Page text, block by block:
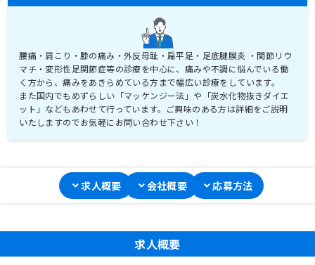
腰痛・肩こり・膝の痛み・外反母趾・扁平足・足底腱膜炎 ・関節リウ
マチ・変形性足関節症等の診療を中心に、痛みや不調に悩んでいる働
く方から、痛みをあきらめている方まで幅広い診療をしています。
また国内でもめずらしい「マッケンジー法」や「炭水化物抜きダイエ
ット」などもあわせて行っています。ご興味のある方は詳細をご説明
いたしますのでお気軽にお問い合わせ下さい！
求人概要 会社概要 応募方法
求人概要